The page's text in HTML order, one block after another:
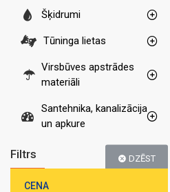
Šķidrumi
Tūninga lietas
Virsbūves apstrādes
materiāli
Santehnika, kanalizācija
un apkure
Filtrs DZĒST
CENA